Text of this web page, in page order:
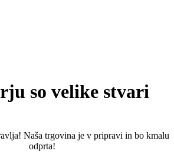
so velike stvari
Naša trgovina je v pripravi in ​​bo kmalu
odprta!